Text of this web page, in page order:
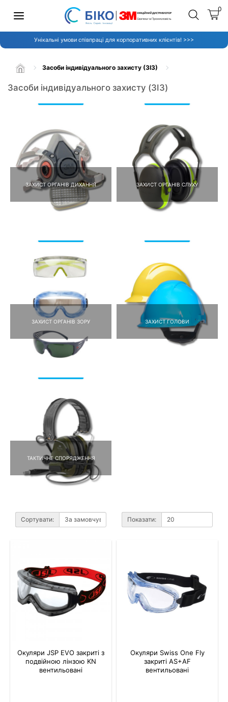
0
Унікальні умови співпраці для корпоративних клієнтів! >>>
Засоби індивідуального захисту (ЗІЗ)
Засоби індивідуального захисту (ЗІЗ)
ЗАХИСТ ОРГАНІВ ДИХАННЯ ЗАХИСТ ОРГАНІВ СЛУХУ
ЗАХИСТ ОРГАНІВ ЗОРУ ЗАХИСТ ГОЛОВИ
ТАКТИЧНЕ СПОРЯДЖЕННЯ
Сортувати: Показати:
Окуляри JSP EVO закриті з
подвійною лінзою KN
вентильовані
Окуляри Swiss One Fly
закриті AS+AF
вентильовані